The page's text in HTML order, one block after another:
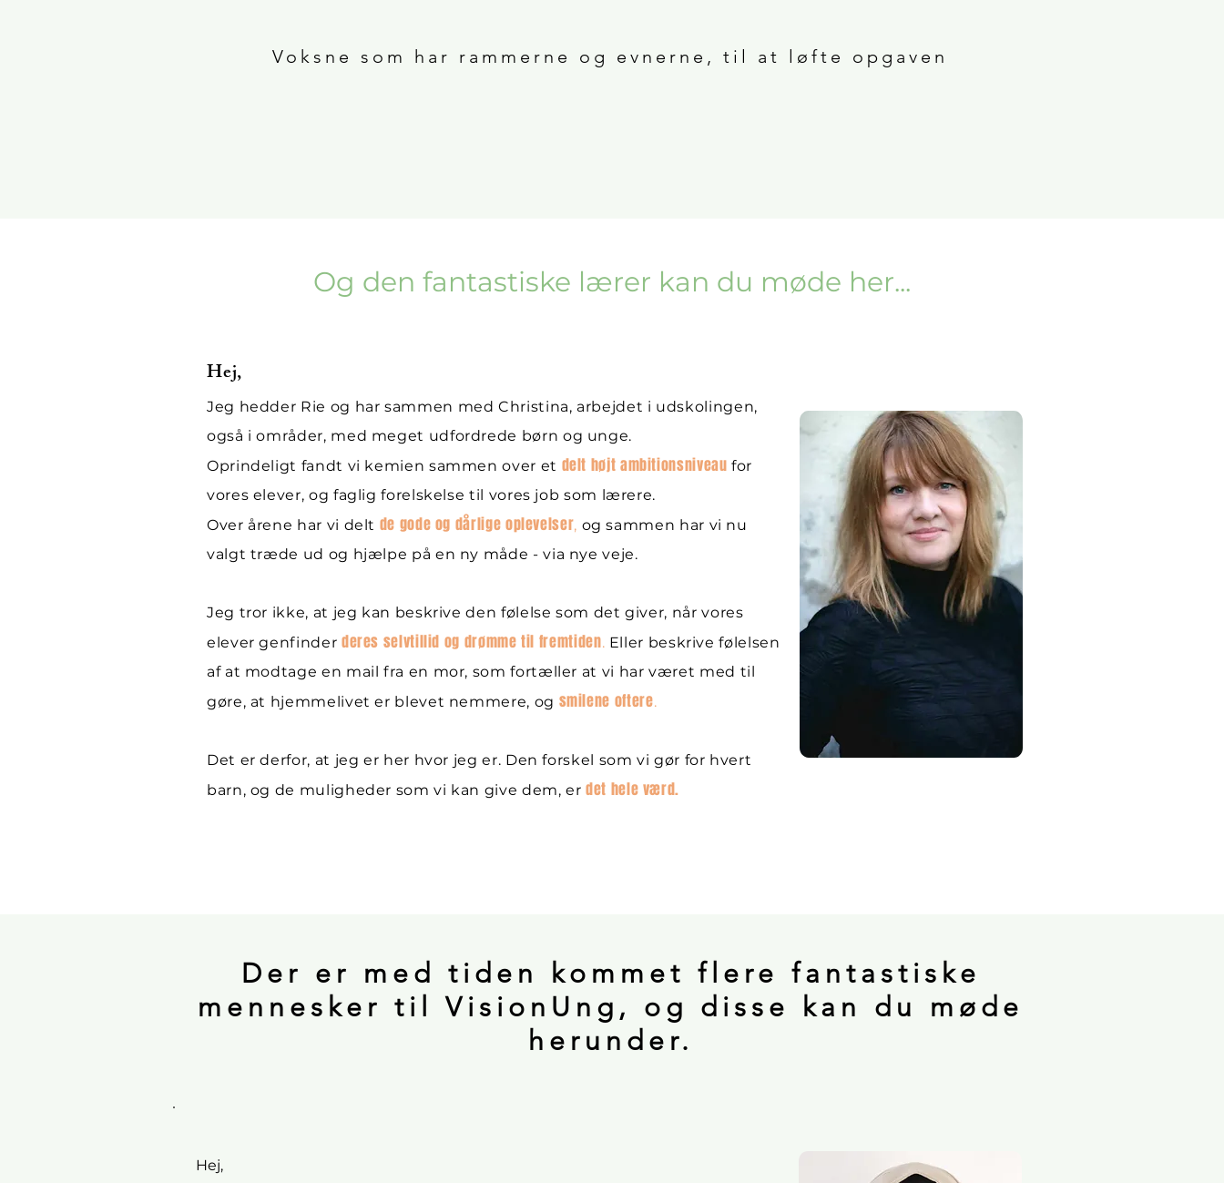
Voksne som har rammerne og evnerne, til at løfte opgaven
Og den fantastiske lærer kan du møde her​...
Hej,
Jeg hedder Rie og har sammen med Christina, arbejdet i udskolingen,
også i områder, med meget udfordrede børn og unge.
Oprindeligt fandt vi kemien sammen over et delt højt ambitionsniveau for
vores elever, og faglig forelskelse til vores job som lærere.
Over årene har vi delt de gode og dårlige oplevelser, og sammen har vi nu
valgt træde ud og hjælpe på en ny måde - via nye veje.
Jeg tror ikke, at jeg kan beskrive den følelse som det giver, når vores
elever genfinder deres selvtillid og drømme til fremtiden. Eller beskrive følelsen
af at modtage en mail fra en mor, som fortæller at vi har været med til
gøre, at hjemmelivet er blevet nemmere, og smilene oftere.
Det er derfor, at jeg er her hvor jeg er. Den forskel som vi gør for hvert
barn, og de muligheder som vi kan give dem, erdet hele værd.
Der er med tiden kommet flere fantastiske
mennesker til VisionUng, og disse kan du møde
herunder.
Hej,